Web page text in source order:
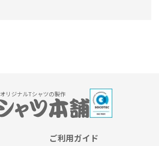
オリジナルTシャツの製作
ご利用ガイド